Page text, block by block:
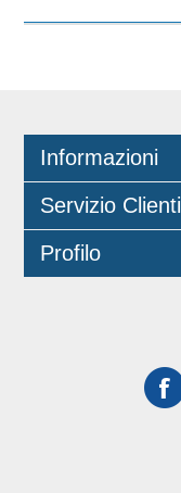
Informazioni
Servizio Clienti
Profilo